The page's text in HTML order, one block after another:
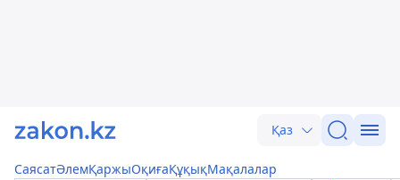
Қаз
СаясатӘлемҚаржыОқиғаҚұқықМақалалар